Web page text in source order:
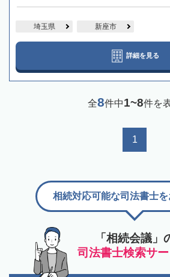
埼玉県 新座市
詳細を見る
全8件中1~8件を
1
「相続会議」
司法書士検索サ
相続対応可能な司法書士を